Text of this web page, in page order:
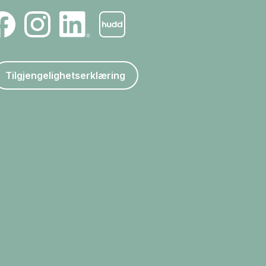
Tilgjengelighetserklæring